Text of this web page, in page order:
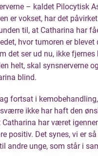
– kaldet Pilocytisk
er vokset, har det
til, at Catharina har
hvor tumoren er blevet
det ser ud nu, ikke fjernes
helt, skal synsnerverne
blind.
fortsat i
ikke har haft den
Catharina har været
positiv. Det synes, vi er
andre unge, som står i